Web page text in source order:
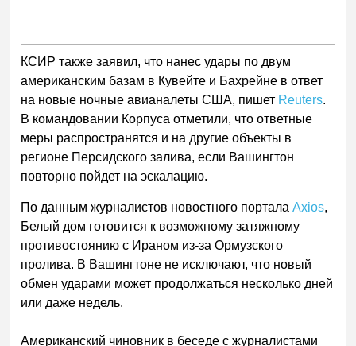
КСИР также заявил, что нанес удары по двум
американским базам в Кувейте и Бахрейне в ответ
на новые ночные авианалеты США, пишет Reuters.
В командовании Корпуса отметили, что ответные
меры распространятся и на другие объекты в
регионе Персидского залива, если Вашингтон
повторно пойдет на эскалацию.
По данным журналистов новостного порталаAxios,
Белый дом готовится к возможному затяжному
противостоянию с Ираном из-за Ормузского
пролива. В Вашингтоне не исключают, что новый
обмен ударами может продолжаться несколько дней
или даже недель.
Американский чиновник в беседе с журналистами